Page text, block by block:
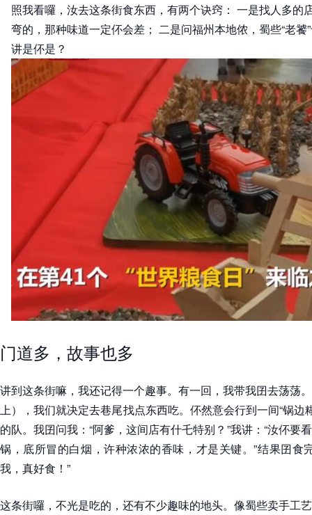
照我看囉，汝去这条街食东西，有两个诀窍： 一是找人多的
弯的，那种味道一定伓会差； 二是问福州本地侬，蜀些“老
讲是伓是？
门道多，故事也多
讲到这条街嘛，我还记得一个趣事。有一回，我带我囝去荡荡
上），我们就决定去巷尾找点东西吃。伓然意会行到一间“锅边
的队。我囝问我：“阿爹，这间店有什乇特别？”我讲：“汝伓要
锅，底所冒的白烟，许种浓浓的香味，才是关键。”结果囝食
我，真好食！”
这条街囉，不光是吃的，还有不少趣味的地头。像蜀些卖手工